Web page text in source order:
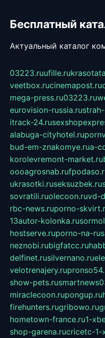
Бесплатный
Актуальный каталог
03223.ruufille.ru
veetbox.rucinemapost.ru
mega-press.ru03223.ru
eurovision-russia.ru
itrack-24.ru
alabuga-cityhotel.ru
bud-em-znakomye.rua-
korolevremont-market.ru
oooagrosnab.ru
ukrasotki.ruseksuzbek.ru
sovratili.ruolecoon.ruvd-
rbc-news.ruporno-
13autor-kolonka.ru
hostserve.ruporno-na-
neznobi.rubigfatcc.ru
delfinet.rusilvernano.ru
velotrenajery.ru
show-pets.ru
miraclecoon.rupongup.ru
firehunters.rugribowo.ru
hometown-france.ru1-
shop-garena.rucricetc-1-